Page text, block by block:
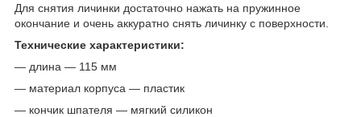
Для снятия личинки достаточно нажать на пружинное
окончание и очень аккуратно снять личинку с поверхности.
Технические характеристики:
— длина — 115 мм
— материал корпуса — пластик
— кончик шпателя — мягкий силикон